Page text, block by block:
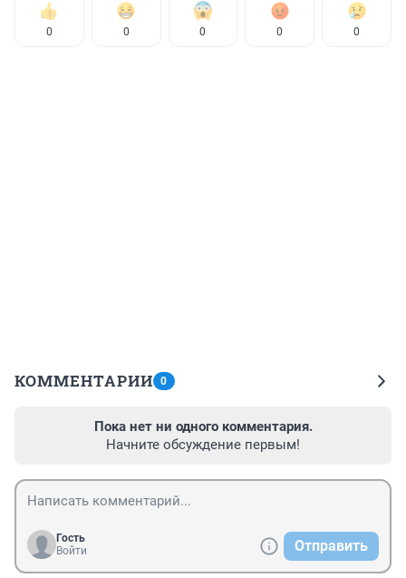
0 0 0 0 0
КОММЕНТАРИИ 0
Пока нет ни одного комментария.
Начните обсуждение первым!
Гость
Войти
Отправить